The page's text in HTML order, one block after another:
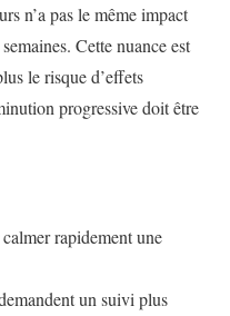
n’a pas le même impact
Cette nuance est
le risque d’effets
progressive doit être
rapidement une
un suivi plus